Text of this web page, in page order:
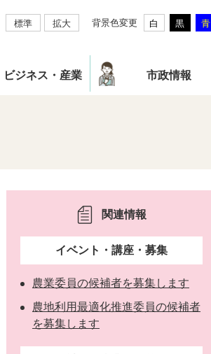
標準 拡大 背景色変更 白 黒 青
ビジネス・産業 市政情報
関連情報
イベント・講座・募集
農業委員の候補者を募集します
農地利用最適化推進委員の候補者
を募集します